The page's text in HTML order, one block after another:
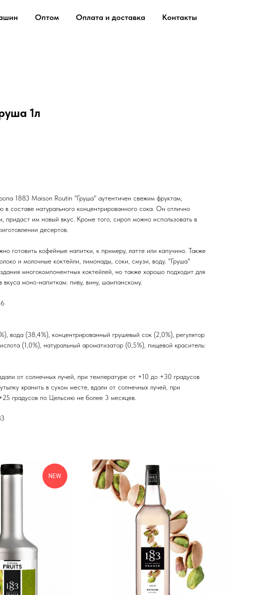
Оптом Оплата и доставка Контакты
1л
1883 Maison Routin "Груша" аутентичен свежим фруктам,
в составе натурального концентрированного сока. Он отлично
придаст им новый вкус. Кроме того, сироп можно использовать в
десертов.
готовить кофейные напитки, к примеру, латте или капучино. Также
и молочные коктейли, лимонады, соки, смузи, воду. "Груша"
многокомпонентных коктейлей, но также хорошо подходит для
вкуса моно-напиткам: пиву, вину, шампанскому.
вода (38,4%), концентрированный грушевый сок (2,0%), регулятор
(1,0%), натуральный ароматизатор (0,5%), пищевой краситель:
от солнечных лучей, при температуре от +10 до +30 градусов
хранить в сухом месте, вдали от солнечных лучей, при
градусов по Цельсию не более 3 месяцев.
NEW